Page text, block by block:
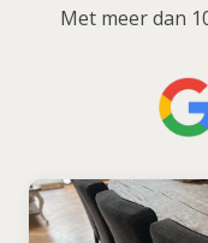
Met meer dan